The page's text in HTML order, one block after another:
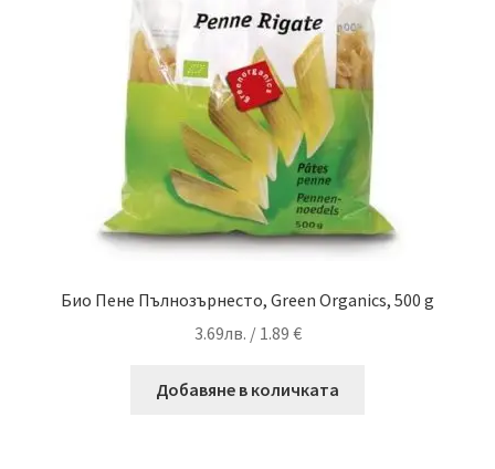
Био Пене Пълнозърнесто, Green Organics, 500 g
3.69лв. / 1.89 €
Добавяне в количката